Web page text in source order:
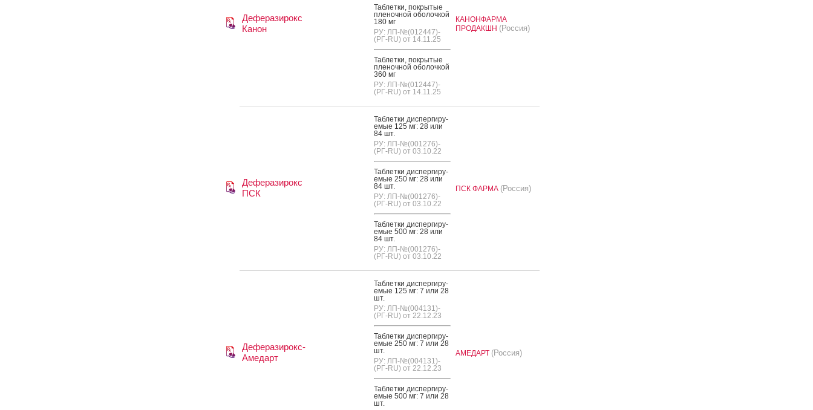
Деферазирокс
Канон
Таб­летки, пок­ры­тые
пле­ноч­ной обо­лоч­кой
180 мг
РУ: ЛП-№(012447)-
(РГ-RU) от 14.11.25
Таб­летки, пок­ры­тые
пле­ноч­ной обо­лоч­кой
360 мг
РУ: ЛП-№(012447)-
(РГ-RU) от 14.11.25
КАНОНФАРМА
ПРОДАКШН (Россия)
Деферазирокс
ПСК
Таб­летки дис­перги­ру­
емые 125 мг: 28 или
84 шт.
РУ: ЛП-№(001276)-
(РГ-RU) от 03.10.22
Таб­летки дис­перги­ру­
емые 250 мг: 28 или
84 шт.
РУ: ЛП-№(001276)-
(РГ-RU) от 03.10.22
Таб­летки дис­перги­ру­
емые 500 мг: 28 или
84 шт.
РУ: ЛП-№(001276)-
(РГ-RU) от 03.10.22
ПСК ФАРМА (Россия)
Деферазирокс-
Амедарт
Таб­летки дис­перги­ру­
емые 125 мг: 7 или 28
шт.
РУ: ЛП-№(004131)-
(РГ-RU) от 22.12.23
Таб­летки дис­перги­ру­
емые 250 мг: 7 или 28
шт.
РУ: ЛП-№(004131)-
(РГ-RU) от 22.12.23
Таб­летки дис­перги­ру­
емые 500 мг: 7 или 28
шт.
АМЕДАРТ (Россия)